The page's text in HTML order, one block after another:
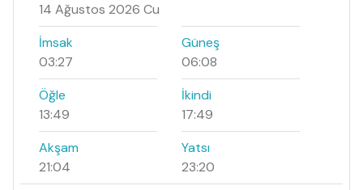
14 Ağustos 2026 Cu
İmsak
03:27
Güneş
06:08
Öğle
13:49
İkindi
17:49
Akşam
21:04
Yatsı
23:20